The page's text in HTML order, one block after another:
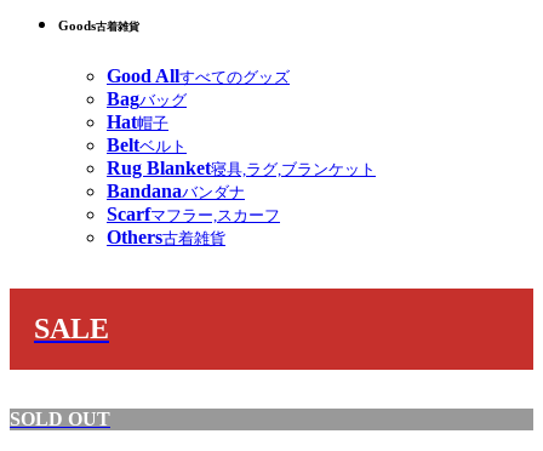
Goods古着雑貨
Good Allすべてのグッズ
Bagバッグ
Hat帽子
Beltベルト
Rug Blanket寝具,ラグ,ブランケット
Bandanaバンダナ
Scarfマフラー,スカーフ
Others古着雑貨
SALE
SOLD OUT